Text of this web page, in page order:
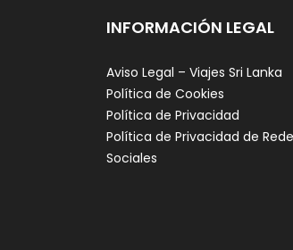
INFORMACIÓN LEGAL
Aviso Legal – Viajes Sri Lanka
Política de Cookies
Política de Privacidad
Política de Privacidad de
Sociales